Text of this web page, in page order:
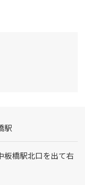
駅
板橋駅北口を出て右